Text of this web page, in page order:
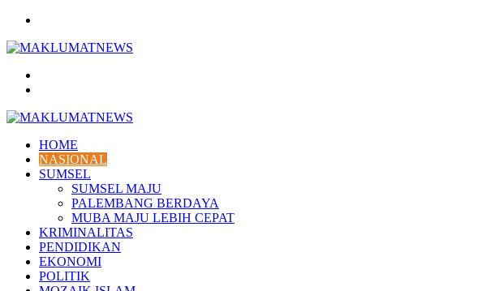
HOME
NASIONAL
SUMSEL
SUMSEL MAJU
PALEMBANG BERDAYA
MUBA MAJU LEBIH CEPAT
KRIMINALITAS
PENDIDIKAN
EKONOMI
POLITIK